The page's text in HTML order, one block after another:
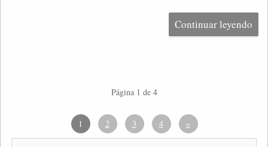
Continuar leyendo
Página 1 de 4
1 2 3 4 »